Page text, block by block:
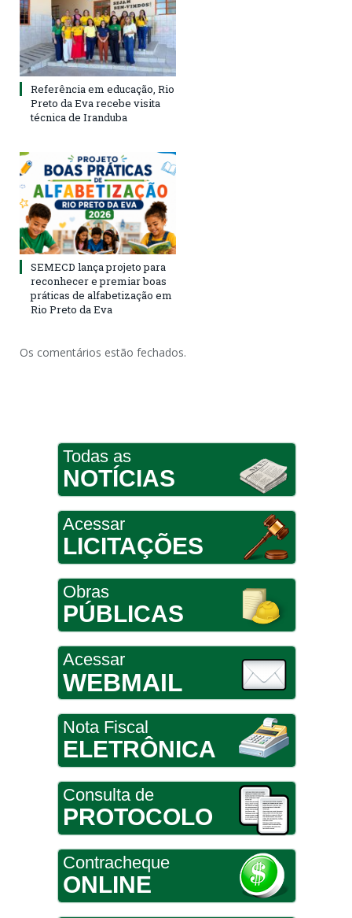
Referência em educação, Rio
Preto da Eva recebe visita
técnica de Iranduba
SEMECD lança projeto para
reconhecer e premiar boas
práticas de alfabetização em
Rio Preto da Eva
Os comentários estão fechados.
Todas as
NOTÍCIAS
Acessar
LICITAÇÕES
Obras
PÚBLICAS
Acessar
WEBMAIL
Nota Fiscal
ELETRÔNICA
Consulta de
PROTOCOLO
Contracheque
ONLINE